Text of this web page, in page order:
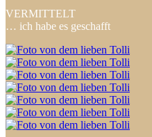
VERMITTELT
… ich habe es geschafft